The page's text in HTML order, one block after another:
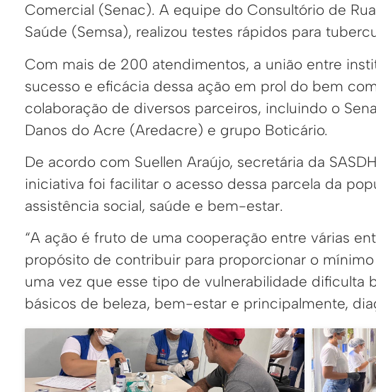
Comercial (Senac). A equipe do Consultório de
Saúde (Semsa), realizou testes rápidos para
Com mais de 200 atendimentos, a união entre
sucesso e eficácia dessa ação em prol do bem
colaboração de diversos parceiros, incluindo o
Danos do Acre (Aredacre) e grupo Boticário.
De acordo com Suellen Araújo, secretária da
iniciativa foi facilitar o acesso dessa parcela da
assistência social, saúde e bem-estar.
“A ação é fruto de uma cooperação entre várias
propósito de contribuir para proporcionar o
uma vez que esse tipo de vulnerabilidade dificulta
básicos de beleza, bem-estar e principalmente,